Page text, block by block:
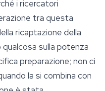
i ricercatori
tra questa
ricaptazione della
sulla potenza
preparazione; non ci
la si combina con